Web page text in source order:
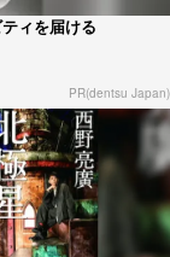
ィを届ける
PR(dentsu Japan)